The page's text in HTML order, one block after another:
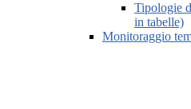
Tipologie
in tabelle)
Monitoraggio